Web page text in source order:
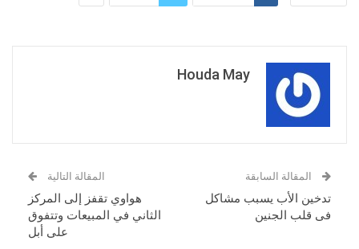
Houda May
المقالة السابقة
تدخين الأب يسبب مشاكل
فى قلب الجنين
المقالة التالية
هواوي تقفز إلى المركز
الثاني في المبيعات وتتفوق
على أبل